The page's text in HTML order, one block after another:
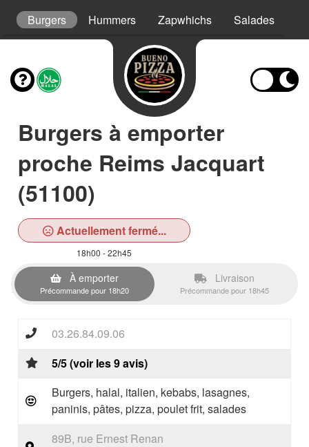
Burgers Hummers Zapwhichs Salades
Burgers à emporter
proche Reims Jacquart
(51100)
Actuellement fermé...
18h00 - 22h45
À emporter
Précommande pour 18h20
Livraison
Précommande pour 18h45
03.26.84.09.06
5/5 (voir les 9 avis)
Burgers, halal, italien, kebabs, lasagnes,
paninis, pâtes, pizza, poulet frit, salades
89B, rue Ernest Renan